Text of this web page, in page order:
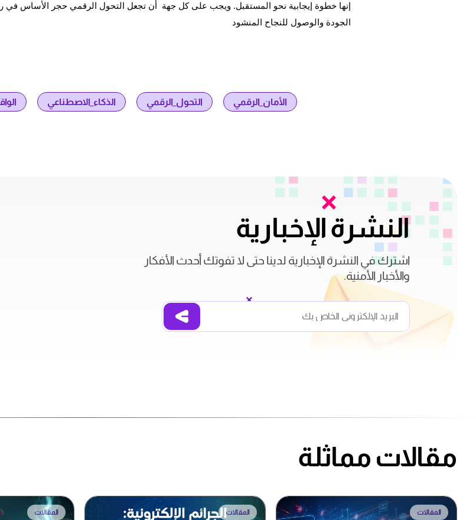
إنها خطوة إيجابية نحو المستقبل. ويجب على كل جهة أن تجعل التحول الرقمي حجر الأساس في
الجودة والوصول للنجاح المنشود
الأمان_الرقمي التحول_الرقمي الذكاء_الاصطناعي
النشرة الإخبارية
اشترك في النشرة الإخبارية لدينا حتى لا تفوتك أحدث الأفكار
والأخبار الأمنية.
مقالات مماثلة
المقالات المقالات المقالات